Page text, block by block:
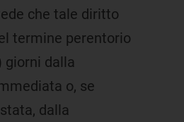
che tale diritto
termine perentorio
giorni dalla
o, se
dalla